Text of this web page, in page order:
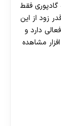
فقط
زود از این
دارد و
مشاهده